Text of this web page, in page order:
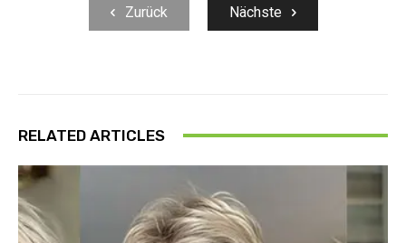
Zurück Nächste
RELATED ARTICLES